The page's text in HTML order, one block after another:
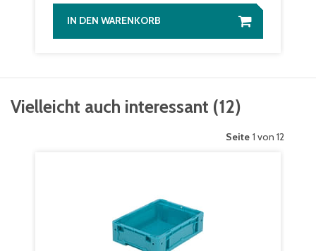
IN DEN WARENKORB
Vielleicht auch interessant (12)
Seite 1 von 12